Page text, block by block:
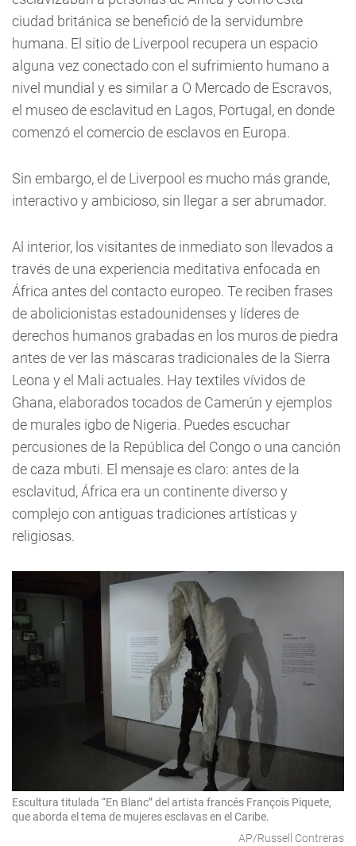
ciudad británica se benefició de la servidumbre
humana. El sitio de Liverpool recupera un espacio
alguna vez conectado con el sufrimiento humano a
nivel mundial y es similar a O Mercado de Escravos,
el museo de esclavitud en Lagos, Portugal, en donde
comenzó el comercio de esclavos en Europa.
Sin embargo, el de Liverpool es mucho más grande,
interactivo y ambicioso, sin llegar a ser abrumador.
Al interior, los visitantes de inmediato son llevados a
través de una experiencia meditativa enfocada en
África antes del contacto europeo. Te reciben frases
de abolicionistas estadounidenses y líderes de
derechos humanos grabadas en los muros de piedra
antes de ver las máscaras tradicionales de la Sierra
Leona y el Mali actuales. Hay textiles vívidos de
Ghana, elaborados tocados de Camerún y ejemplos
de murales igbo de Nigeria. Puedes escuchar
percusiones de la República del Congo o una canción
de caza mbuti. El mensaje es claro: antes de la
esclavitud, África era un continente diverso y
complejo con antiguas tradiciones artísticas y
religiosas.
Escultura titulada “En Blanc” del artista francés François Piquete,
que aborda el tema de mujeres esclavas en el Caribe.
AP/Russell Contreras